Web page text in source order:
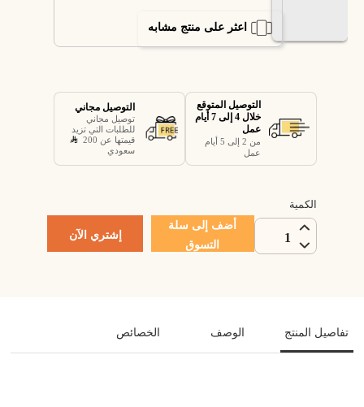
اعثر على منتج مشابه
التوصيل المتوقع
خلال 4 إلى 7 أيام
عمل
من 2 إلى 5 أيام
عمل
التوصيل مجاني
توصيل مجاني
للطلبات التي تزيد
قيمتها عن 200
سعودي
الكمية
1
أضف إلى سلة
التسوق
إشتري الآن
تفاصيل المنتج الوصف الخصائص